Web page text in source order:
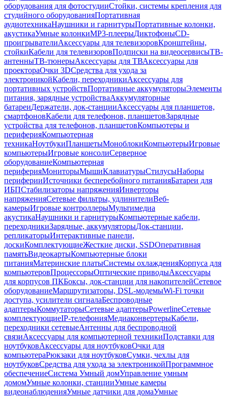
оборудования для фотостудииСтойки, системы крепления для
студийного оборудованияПортативная
аудиотехникаНаушники и гарнитурыПортативные колонки,
акустикаУмные колонкиMP3-плеерыДиктофоныCD-
проигрывателиАксессуары для телевизоровКронштейны,
стойкиКабели для телевизоровПодписки на видеосервисыТВ-
антенныТВ-тюнерыАксессуары для ТВАксессуары для
проектораОчки 3DСредства для ухода за
электроникойКабели, переходникиАксессуары для
портативных устройствПортативные аккумуляторыЭлементы
питания, зарядные устройстваАккумуляторные
батареиДержатели, док-станцииАксессуары для планшетов,
смартфоновКабели для телефонов, планшетовЗарядные
устройства для телефонов, планшетовКомпьютеры и
периферияКомпьютерная
техникаНоутбукиПланшетыМоноблокиКомпьютерыИгровые
компьютерыИгровые консолиСерверное
оборудованиеКомпьютерная
периферияМониторыМышиКлавиатурыСтилусыНаборы
периферииИсточники бесперебойного питанияБатареи для
ИБПСтабилизаторы напряженияИнверторы
напряженияСетевые фильтры, удлинителиВеб-
камерыИгровые контроллерыМультимедиа
акустикаНаушники и гарнитурыКомпьютерные кабели,
переходникиЗарядные, аккумуляторыДок-станции,
репликаторыИнтерактивные панели,
доскиКомплектующиеЖесткие диски, SSDОперативная
памятьВидеокартыКомпьютерные блоки
питанияМатеринские платыСистемы охлажденияКорпуса для
компьютеровПроцессорыОптические приводыАксессуары
для корпусов ПКБоксы, док-станции для накопителейСетевое
оборудованиеМаршрутизаторы, DSL-модемыWi-Fi точки
доступа, усилители сигналаБеспроводные
адаптерыКоммутаторыСетевые адаптерыPowerlineСетевые
комплектующиеIP-телефонияМедиаконвертерыКабели,
переходники сетевыеАнтенны для беспроводной
связиАксессуары для компьютерной техникиПодставки для
ноутбуковАксессуары для ноутбуковОчки для
компьютераРюкзаки для ноутбуковСумки, чехлы для
ноутбуковСредства для ухода за электроникойПрограммное
обеспечениеСистема Умный домУправление умным
домомУмные колонки, станцииУмные камеры
видеонаблюденияУмные датчики для домаУмные